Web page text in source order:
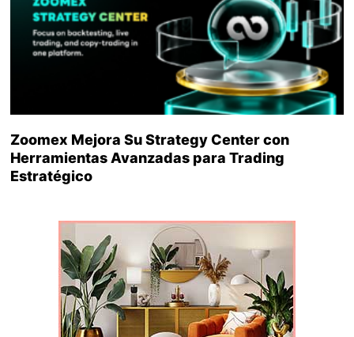
Zoomex Mejora Su Strategy Center con
Herramientas Avanzadas para Trading
Estratégico